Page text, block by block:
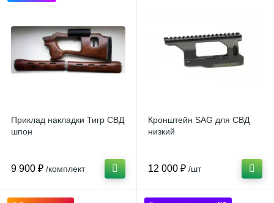
Приклад накладки Тигр СВД
шпон
9 900 ₽ /комплект
Кронштейн SAG для СВД
низкий
12 000 ₽ /шт